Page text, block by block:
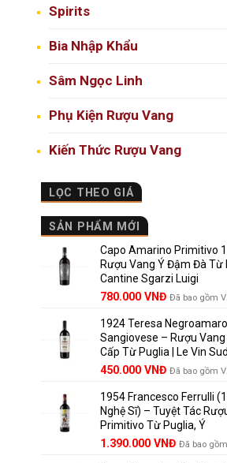
Spirits
Bia Nhập Khẩu
Sâm Ngọc Linh
Phụ Kiện Rượu Vang
Kiến Thức Rượu Vang
LỌC THEO GIÁ
SẢN PHẨM MỚI
Capo Amarino Primitivo
Rượu Vang Ý Đậm Đà Từ
Cantine Sgarzi Luigi
Giá
là:
858.000 VNĐ.
780.000 VNĐGiá
tại
là:
780.000 VNĐ.
Đã bao gồm
1924 Teresa
Sangiovese – Rượu Vang
Cấp Từ Puglia | Le Vin Sud
Giá
là:
495.000 VNĐ.
450.000 VNĐGiá
tại
là:
450.000 VNĐ.
Đã bao gồm
1954 Francesco Ferrulli
Nghệ Sĩ) – Tuyệt Tác
Primitivo Từ Puglia, Ý
Giá
1.390.000 VNĐGiá
Đã bao